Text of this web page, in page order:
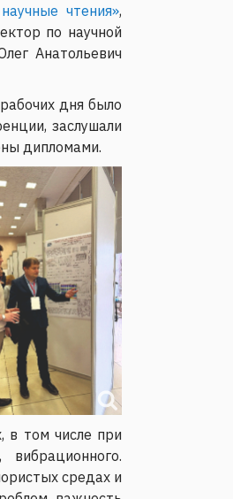
чтения»,
по научной
Анатольевич
дня было
заслушали
дипломами.
в том числе при
средах и